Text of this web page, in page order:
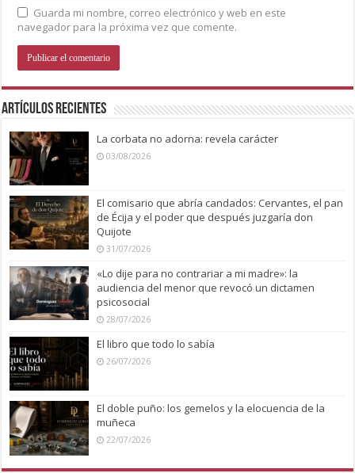
Guarda mi nombre, correo electrónico y web en este
navegador para la próxima vez que comente.
Artículos recientes
La corbata no adorna: revela carácter
03/08/2026
El comisario que abría candados: Cervantes, el pan
de Écija y el poder que después juzgaría don
Quijote
31/07/2026
«Lo dije para no contrariar a mi madre»: la
audiencia del menor que revocó un dictamen
psicosocial
28/07/2026
El libro que todo lo sabía
26/07/2026
El doble puño: los gemelos y la elocuencia de la
muñeca
22/07/2026